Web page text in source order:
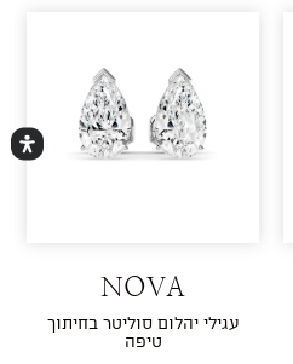
NOVA
עגילי יהלום סוליטר בחיתוך
טיפה